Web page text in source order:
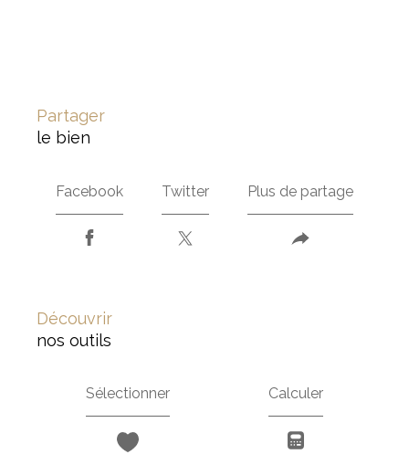
partager
le bien
Facebook Twitter Plus de partage
découvrir
nos outils
Sélectionner Calculer